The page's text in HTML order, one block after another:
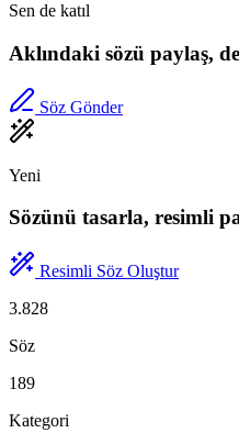
Sen de katıl
Aklındaki sözü paylaş,
Söz Gönder
Yeni
Sözünü tasarla, resimli
Resimli Söz Oluştur
3.828
Söz
189
Kategori